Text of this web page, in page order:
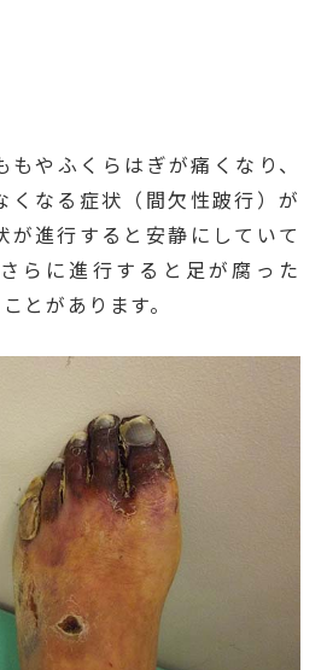
やふくらはぎが痛くなり、
くなる症状（間欠性跛行）が
が進行すると安静にしていて
らに進行すると足が腐った
とがあります。